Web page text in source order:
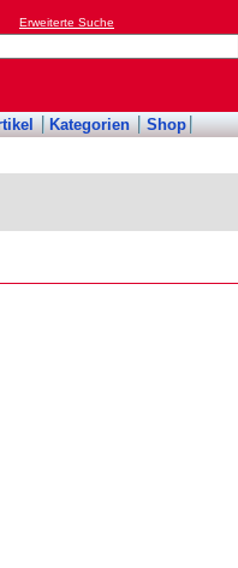
Erweiterte Suche
Kategorien Shop